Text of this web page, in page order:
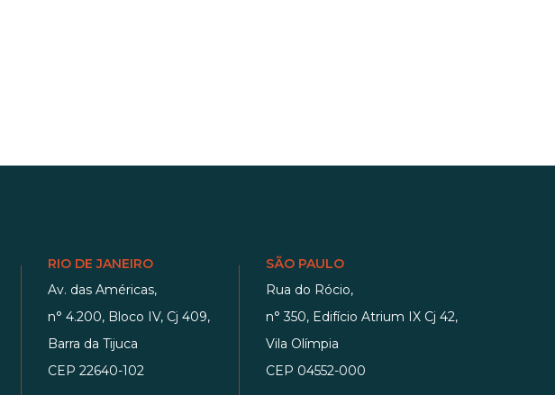
RIO DE JANEIRO
Av. das Américas,
n° 4.200, Bloco IV, Cj 409,
Barra da Tijuca
CEP 22640-102
SÃO PAULO
Rua do Rócio,
n° 350, Edifício Atrium IX Cj 42,
Vila Olímpia
CEP 04552-000